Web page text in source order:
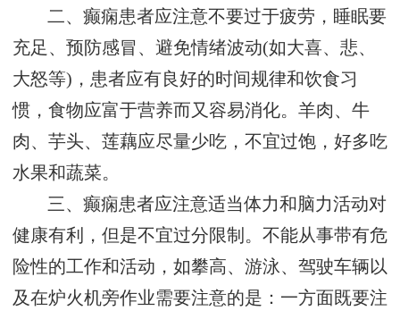
二、癫痫患者应注意不要过于疲劳，睡眠要
充足、预防感冒、避免情绪波动(如大喜、悲、
大怒等)，患者应有良好的时间规律和饮食习
惯，食物应富于营养而又容易消化。羊肉、牛
肉、芋头、莲藕应尽量少吃，不宜过饱，好多吃
水果和蔬菜。
三、癫痫患者应注意适当体力和脑力活动对
健康有利，但是不宜过分限制。不能从事带有危
险性的工作和活动，如攀高、游泳、驾驶车辆以
及在炉火机旁作业需要注意的是：一方面既要注